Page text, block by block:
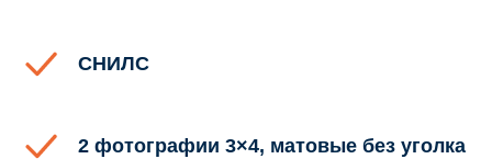
СНИЛС
2 фотографии 3×4, матовые без уголка